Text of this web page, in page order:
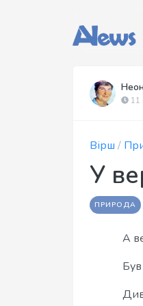
11
Вірш /
У
ПРИРОДА
А